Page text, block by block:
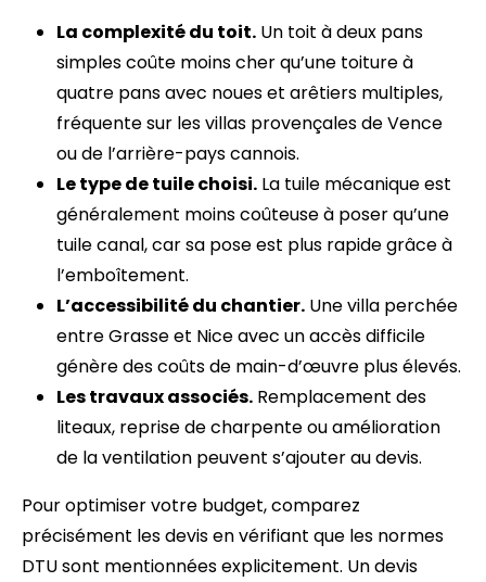
La complexité du toit. Un toit à deux pans
simples coûte moins cher qu’une toiture à
quatre pans avec noues et arêtiers multiples,
fréquente sur les villas provençales de Vence
ou de l’arrière-pays cannois.
Le type de tuile choisi. La tuile mécanique est
généralement moins coûteuse à poser qu’une
tuile canal, car sa pose est plus rapide grâce à
l’emboîtement.
L’accessibilité du chantier. Une villa perchée
entre Grasse et Nice avec un accès difficile
génère des coûts de main-d’œuvre plus élevés.
Les travaux associés. Remplacement des
liteaux, reprise de charpente ou amélioration
de la ventilation peuvent s’ajouter au devis.
Pour optimiser votre budget, comparez
précisément les devis en vérifiant que les normes
DTU sont mentionnées explicitement. Un devis